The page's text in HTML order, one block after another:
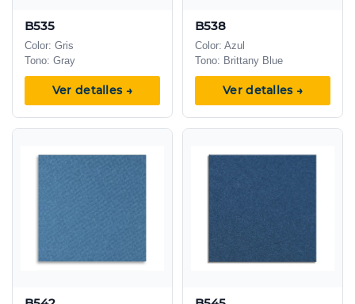
B535
Color: Gris
Tono: Gray
Ver detalles →
B538
Color: Azul
Tono: Brittany Blue
Ver detalles →